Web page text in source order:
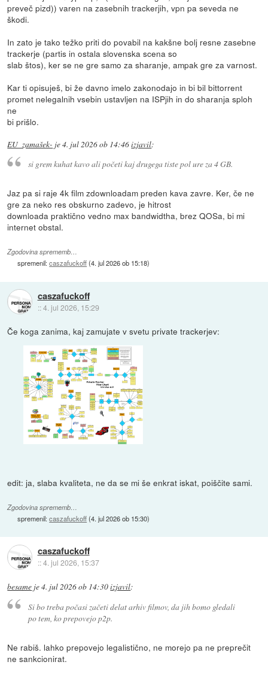
preveč pizd)) varen na zasebnih trackerjih, vpn pa seveda ne
škodi.
In zato je tako težko priti do povabil na kakšne bolj resne zasebne
trackerje (partis in ostala slovenska scena so
slab štos), ker se ne gre samo za sharanje, ampak gre za varnost.
Kar ti opisuješ, bi že davno imelo zakonodajo in bi bil bittorrent
promet nelegalnih vsebin ustavljen na ISPjih in do sharanja sploh
ne
bi prišlo.
EU_zamašek- je4. jul 2026 ob 14:46izjavil:
si grem kuhat kavo ali početi kaj drugega tiste pol ure za 4 GB.
Jaz pa si raje 4k film zdownloadam preden kava zavre. Ker, če ne
gre za neko res obskurno zadevo, je hitrost
downloada praktično vedno max bandwidtha, brez QOSa, bi mi
internet obstal.
Zgodovina sprememb…
spremenil:caszafuckoff(4. jul 2026 ob 15:18)
caszafuckoff
::4. jul 2026, 15:29
Če koga zanima, kaj zamujate v svetu private trackerjev:
edit: ja, slaba kvaliteta, ne da se mi še enkrat iskat, poiščite sami.
Zgodovina sprememb…
spremenil:caszafuckoff(4. jul 2026 ob 15:30)
caszafuckoff
::4. jul 2026, 15:37
besame je4. jul 2026 ob 14:30izjavil:
Si bo treba počasi začeti delat arhiv filmov, da jih bomo gledali
po tem, ko prepovejo p2p.
Ne rabiš. lahko prepovejo legalistično, ne morejo pa ne preprečit
ne sankcionirat.